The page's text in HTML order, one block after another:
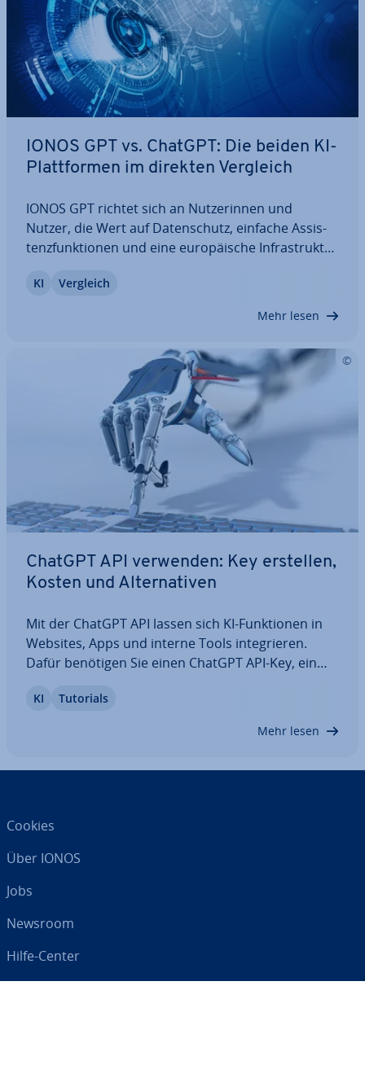
IONOS GPT vs. ChatGPT: Die beiden KI-
Platt­for­men im direkten Vergleich
IONOS GPT richtet sich an Nut­ze­rin­nen und
Nutzer, die Wert auf Da­ten­schutz, einfache As­sis­
tenz­funk­tio­nen und eine eu­ro­päi­sche In­fra­struk­tur
ten mit leis­tungs­star­ken Modellen. Wir erklären,
KI Vergleich
Mehr lesen
ChatGPT API verwenden: Key erstellen,
Kosten und Al­ter­na­ti­ven
Mit der ChatGPT API lassen sich KI-Funk­tio­nen in
Websites, Apps und interne Tools in­te­grie­ren.
Dafür benötigen Sie einen ChatGPT API-Key, ein
Kosten, Limits und tech­ni­sche An­for­de­run­gen. In
KI Tutorials
Mehr lesen
Cookies
Über IONOS
Jobs
Newsroom
Hilfe-Center